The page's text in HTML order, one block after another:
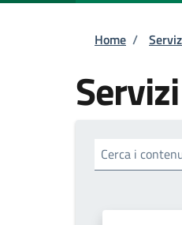
Home /
Cerca i